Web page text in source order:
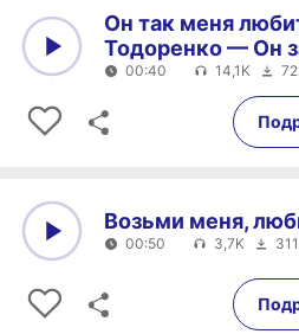
00:40
Он так меня
Тодоренко — Он
00:40 14,1K
00:50
Возьми меня,
00:50 3,7K 311